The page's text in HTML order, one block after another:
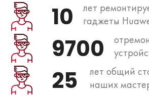
10
лет
гаджеты
9700
25
лет общий
наших